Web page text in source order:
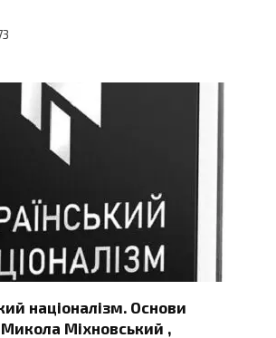
націоналізм. Основи
Микола Міхновський ,